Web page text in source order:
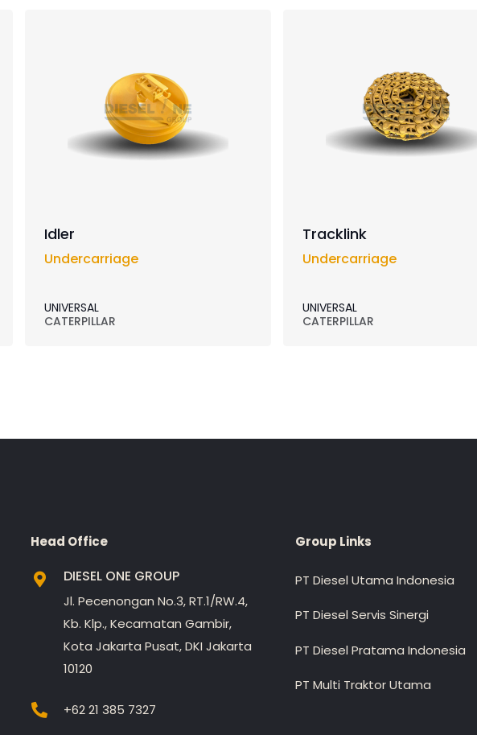
Idler
Undercarriage
UNIVERSAL
CATERPILLAR
Tracklink
Undercarriage
UNIVERSAL
CATERPILLAR
Head Office
DIESEL ONE GROUP
Jl. Pecenongan No.3, RT.1/RW.4,
Kb. Klp., Kecamatan Gambir,
Kota Jakarta Pusat, DKI Jakarta
10120
+62 21 385 7327
Group Links
PT Diesel Utama Indonesia
PT Diesel Servis Sinergi
PT Diesel Pratama Indonesia
PT Multi Traktor Utama